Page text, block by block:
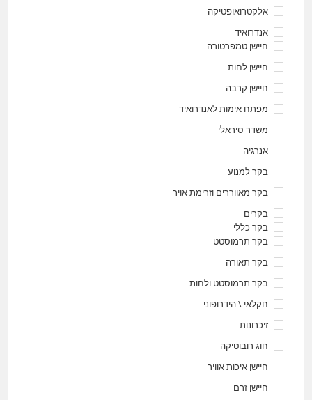
אלקטרואופטיקה
אנדרואיד
חיישן טמפרטורה
חיישן לחות
חיישן קרבה
מפתח אימות לאנדרואיד
משדר סיראלי
אנרגיה
בקר למנוע
בקר מאווררים וזרימת אויר
בקרים
בקר כללי
בקר תרמוסטט
בקר תאורה
בקר תרמוסטט ולחות
חקלאי \ הידרופוני
זיכרונות
חוג רובוטיקה
חיישן איכות אוויר
חיישן זרם